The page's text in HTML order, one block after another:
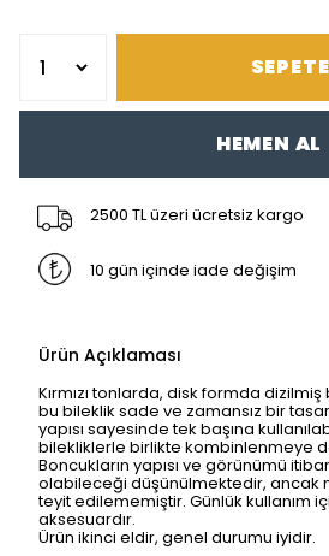
HEMEN AL
2500 TL üzeri ücretsiz kargo
10 gün içinde iade değişim
Ürün Açıklaması
Kırmızı tonlarda, disk formda
bu bileklik sade ve zamansız bir
yapısı sayesinde tek başına
bilekliklerle birlikte kombinlenmeye
Boncukların yapısı ve görünümü
olabileceği düşünülmektedir, ancak
teyit edilememiştir. Günlük kullanım
aksesuardır.
Ürün ikinci eldir, genel durumu iyidir.